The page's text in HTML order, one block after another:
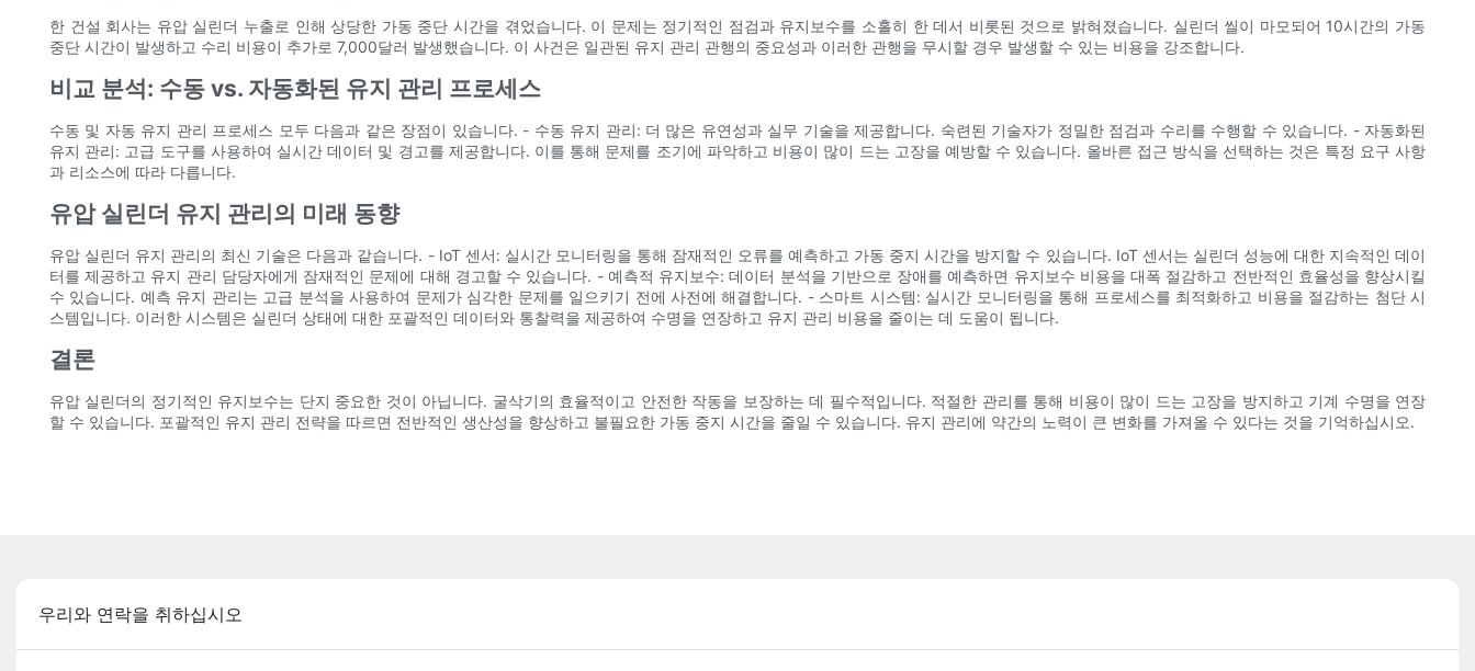
한 건설 회사는 유압 실린더 누출로 인해 상당한 가동 중단 시간을 겪었습니다. 이 문제는 정기적인 점검과 유지보수를 소홀히 한 데서 비롯된 것으로 밝혀졌습니다. 실린더 씰이 마모되어 10시간의 가동
중단 시간이 발생하고 수리 비용이 추가로 7,000달러 발생했습니다. 이 사건은 일관된 유지 관리 관행의 중요성과 이러한 관행을 무시할 경우 발생할 수 있는 비용을 강조합니다.
비교 분석: 수동 vs. 자동화된 유지 관리 프로세스
수동 및 자동 유지 관리 프로세스 모두 다음과 같은 장점이 있습니다. - 수동 유지 관리: 더 많은 유연성과 실무 기술을 제공합니다. 숙련된 기술자가 정밀한 점검과 수리를 수행할 수 있습니다. - 자동화된
유지 관리: 고급 도구를 사용하여 실시간 데이터 및 경고를 제공합니다. 이를 통해 문제를 조기에 파악하고 비용이 많이 드는 고장을 예방할 수 있습니다. 올바른 접근 방식을 선택하는 것은 특정 요구 사항
과 리소스에 따라 다릅니다.
유압 실린더 유지 관리의 미래 동향
유압 실린더 유지 관리의 최신 기술은 다음과 같습니다. - IoT 센서: 실시간 모니터링을 통해 잠재적인 오류를 예측하고 가동 중지 시간을 방지할 수 있습니다. IoT 센서는 실린더 성능에 대한 지속적인 데이
터를 제공하고 유지 관리 담당자에게 잠재적인 문제에 대해 경고할 수 있습니다. - 예측적 유지보수: 데이터 분석을 기반으로 장애를 예측하면 유지보수 비용을 대폭 절감하고 전반적인 효율성을 향상시킬
수 있습니다. 예측 유지 관리는 고급 분석을 사용하여 문제가 심각한 문제를 일으키기 전에 사전에 해결합니다. - 스마트 시스템: 실시간 모니터링을 통해 프로세스를 최적화하고 비용을 절감하는 첨단 시
스템입니다. 이러한 시스템은 실린더 상태에 대한 포괄적인 데이터와 통찰력을 제공하여 수명을 연장하고 유지 관리 비용을 줄이는 데 도움이 됩니다.
결론
유압 실린더의 정기적인 유지보수는 단지 중요한 것이 아닙니다. 굴삭기의 효율적이고 안전한 작동을 보장하는 데 필수적입니다. 적절한 관리를 통해 비용이 많이 드는 고장을 방지하고 기계 수명을 연장
할 수 있습니다. 포괄적인 유지 관리 전략을 따르면 전반적인 생산성을 향상하고 불필요한 가동 중지 시간을 줄일 수 있습니다. 유지 관리에 약간의 노력이 큰 변화를 가져올 수 있다는 것을 기억하십시오.
우리와 연락을 취하십시오